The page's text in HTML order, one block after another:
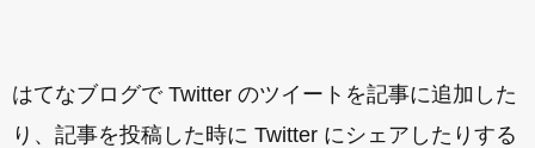
はてなブログで Twitter のツイートを記事に追加した
り、記事を投稿した時に Twitter にシェアしたりする